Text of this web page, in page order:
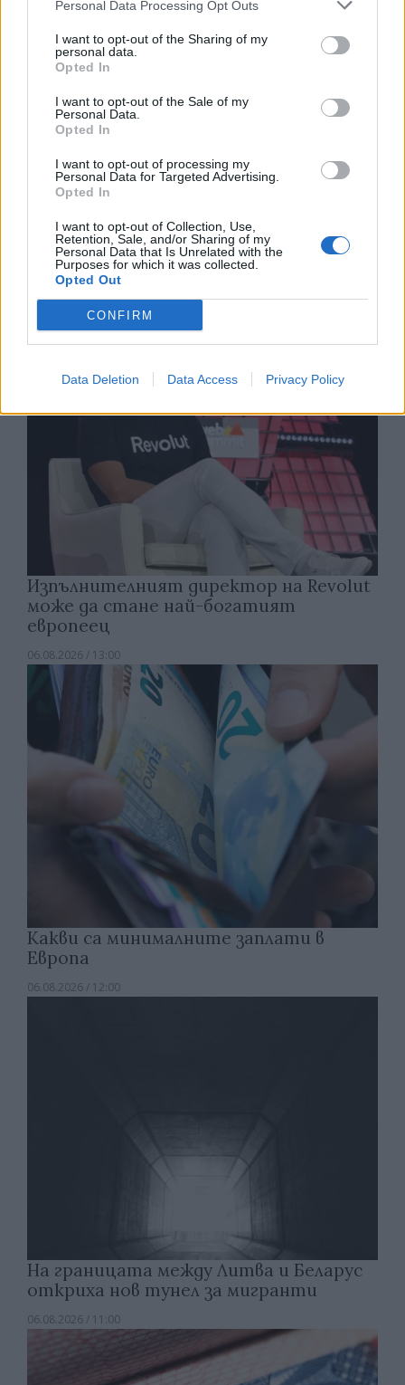
Personal Data Processing Opt Outs
I want to opt-out of the Sharing of my
personal data.
Opted In
I want to opt-out of the Sale of my
Personal Data.
Opted In
I want to opt-out of processing my
Personal Data for Targeted Advertising.
Opted In
I want to opt-out of Collection, Use,
Retention, Sale, and/or Sharing of my
Personal Data that Is Unrelated with the
Purposes for which it was collected.
Opted Out
CONFIRM
Data Deletion Data Access Privacy Policy
Спадането на Дунав принуди Румъния
да възобнови работата на въглищна
електроцентрала
06.08.2026 / 15:30
Изпълнителният директор на Revolut
може да стане най-богатият
европеец
06.08.2026 / 13:00
Какви са минималните заплати в
Европа
06.08.2026 / 12:00
На границата между Литва и Беларус
откриха нов тунел за мигранти
06.08.2026 / 11:00